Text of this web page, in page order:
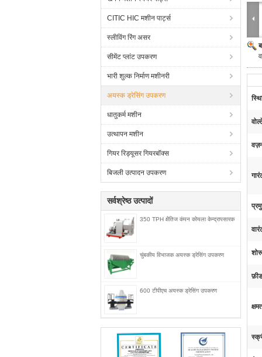
CITIC HIC मशीन पार्ट्स
स्लीविंग रिंग असर
सीमेंट प्लांट उपकरण
भारी शुल्क निर्माण मशीनरी
अयस्क ड्रेसिंग उपकरण
धातुकर्म मशीन
उत्थापन मशीन
गियर रिड्यूसर गियरबॉक्स
बिजली उत्पादन उपकरण
सर्वश्रेष्ठ उत्पादों
350 TPH क्षैतिज कंपन कोयला केन्द्रापसारक
चुंबकीय विभाजक अयस्क ड्रेसिंग उपकरण
600 टीपीएच अयस्क ड्रेसिंग उपकरण